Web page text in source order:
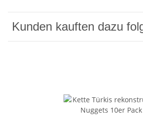
Kunden kauften dazu